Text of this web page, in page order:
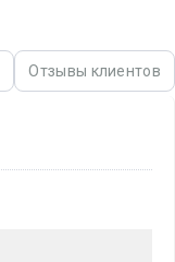
Отзывы клиентов